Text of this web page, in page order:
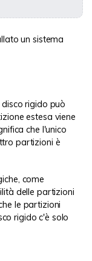
un sistema
rigido può
estesa viene
che l'unico
partizioni è
come
delle partizioni
le partizioni
rigido c'è solo